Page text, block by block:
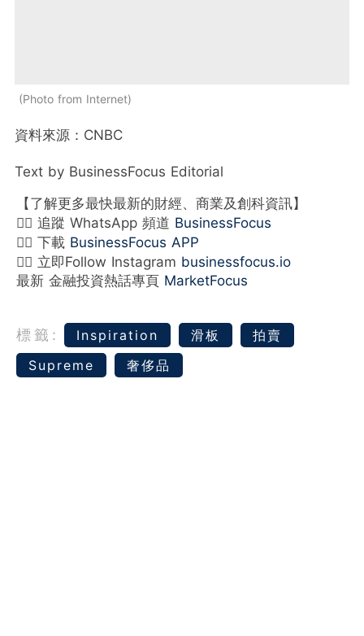
Photo from Internet
資料來源：CNBC
Text by BusinessFocus Editorial
【了解更多最快最新的財經、商業及創科資訊】
👉🏻 追蹤 WhatsApp 頻道 BusinessFocus
👉🏻 下載 BusinessFocus APP
👉🏻 立即Follow Instagram businessfocus.io
最新 金融投資熱話專頁 MarketFocus
標籤: Inspiration 滑板
拍賣
Supreme
奢侈品